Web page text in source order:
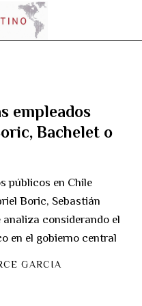
empleados
Bachelet o
públicos en Chile
Boric, Sebastián
considerando el
en el gobierno central
GARCIA